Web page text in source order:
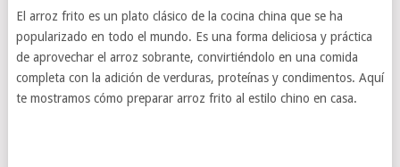
El arroz frito es un plato clásico de la cocina china que se ha
popularizado en todo el mundo. Es una forma deliciosa y práctica
de aprovechar el arroz sobrante, convirtiéndolo en una comida
completa con la adición de verduras, proteínas y condimentos. Aquí
te mostramos cómo preparar arroz frito al estilo chino en casa.